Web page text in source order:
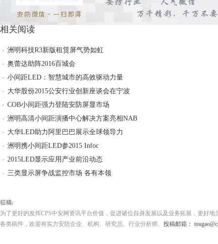
相关阅读
洲明科技R3新版租赁屏气势如虹
奥蕾达助阵2016百城会
小间距LED：智慧城市的高效驱动力量
大华股份2015公安行业创新座谈会在宁波
COB小间距强力登陆安防屏显市场
洲明高清小间距演播中心解决方案亮相NAB
大华LED助力阿里巴巴展示全球领导力
洲明携小间距LED参2015 Infoc
2015LED显示应用产业前沿动态
三类显示屏争战监控市场 各有本领
征稿:
为了更好的发挥CPS中安网资讯平台价值，促进诸位自身发展以及业务拓展，更好
各类稿件，欢迎有实力安防企业、机构、研究员、行业分析师。 投稿邮箱：